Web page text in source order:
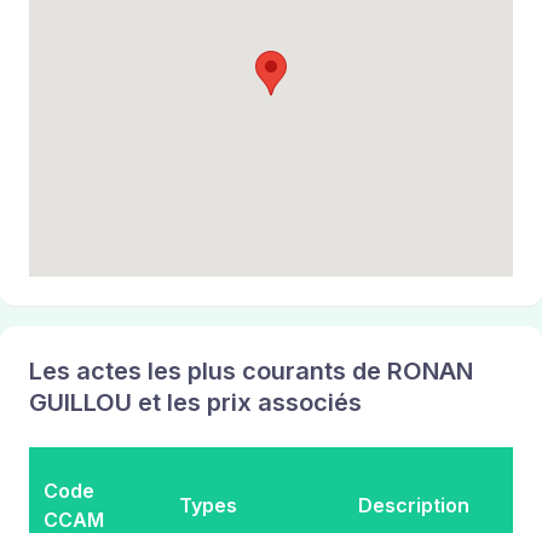
Les actes les plus courants de RONAN
GUILLOU et les prix associés
Code
CCAM
Types Description